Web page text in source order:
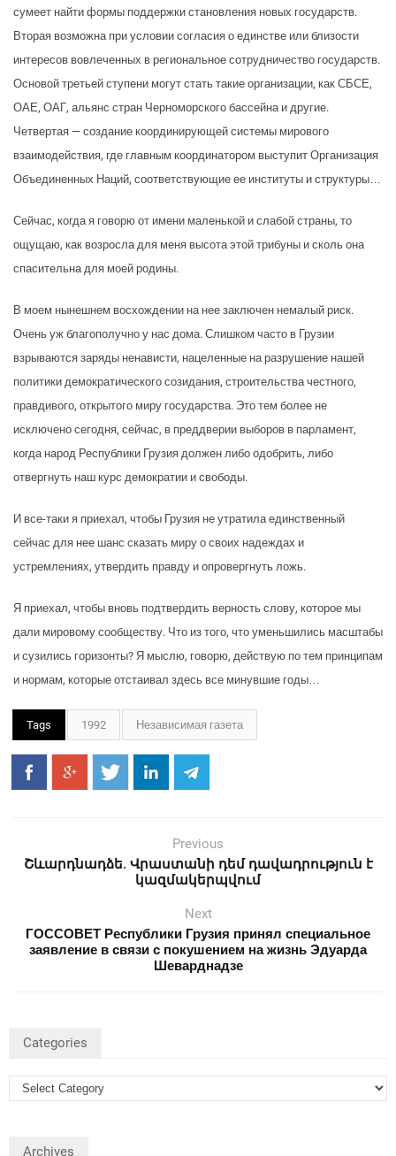
сумеет найти формы поддержки становления новых государств.
Вторая возможна при условии согласия о единстве или близости
интересов вовлеченных в региональное сотрудничество государств.
Основой третьей ступени могут стать такие организации, как СБСЕ,
ОАЕ, ОАГ, альянс стран Черноморского бассейна и другие.
Четвертая — создание координирующей системы мирового
взаимодействия, где главным координатором выступит Организация
Объединенных Наций, соответствующие ее институты и структуры…
Сейчас, когда я говорю от имени маленькой и слабой страны, то
ощущаю, как возросла для меня высота этой трибуны и сколь она
спасительна для моей родины.
В моем нынешнем восхождении на нее заключен немалый риск.
Очень уж благополучно у нас дома. Слишком часто в Грузии
взрываются заряды не­нависти, нацеленные на разру­шение нашей
политики демокра­тического созидания, строитель­ства честного,
правдивого, от­крытого миру государства. Это тем более не
исключено сегодня, сейчас, в преддверии выборов в парламент,
когда народ Рес­публики Грузия должен либо одобрить, либо
отвергнуть наш курс демократии и свободы.
И все-таки я приехал, чтобы Грузия не утратила единствен­ный
сейчас для нее шанс ска­зать миру о своих надеждах и
устремлениях, утвердить прав­ду и опровергнуть ложь.
Я приехал, чтобы вновь под­твердить верность слову, которое мы
дали мировому сообще­ству. Что из того, что умень­шились масштабы
и сузились го­ризонты? Я мыслю, говорю, действую по тем принципам
и нормам, которые отстаивал здесь все минувшие годы…
Tags 1992 Независимая газета
Previous
Շևարդնադձե. Վրաստանի դեմ դավադրություն է
կազմակերպվում
Next
ГОССОВЕТ Республики Грузия принял специальное
заявление в связи с покушением на жизнь Эдуарда
Шеварднадзе
Categories
Archives